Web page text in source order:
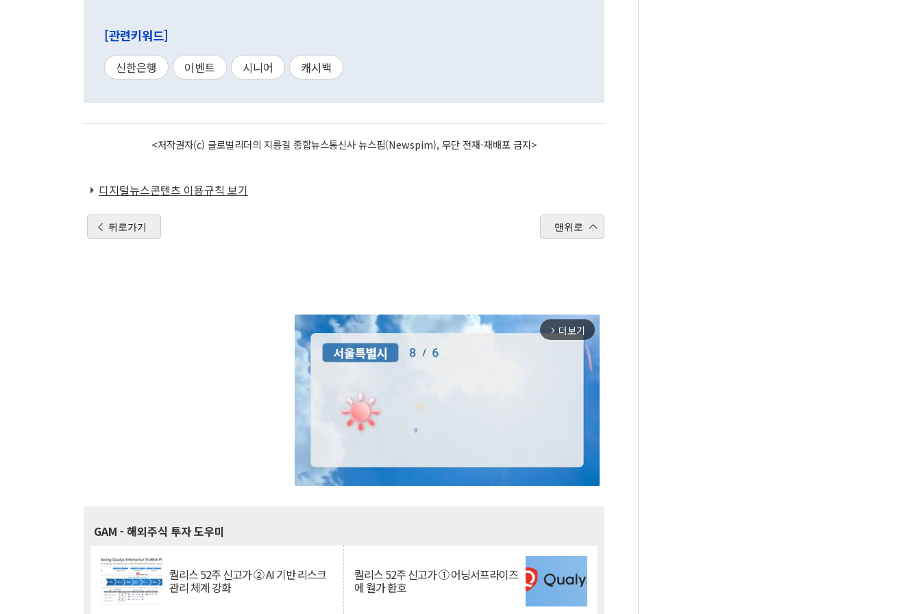
[관련키워드]
신한은행 이벤트 시니어 캐시백
<저작권자(c) 글로벌리더의 지름길 종합뉴스통신사 뉴스핌(Newspim), 무단 전재-재배포 금지>
디지털뉴스콘텐츠 이용규칙 보기
뒤로가기 맨위로
arrow_forward_ios 더보기
GAM - 해외주식 투자 도우미
퀄리스 52주 신고가 ② AI 기반 리스크
관리 체계 강화
퀄리스 52주 신고가 ① 어닝서프라이즈
에 월가 환호